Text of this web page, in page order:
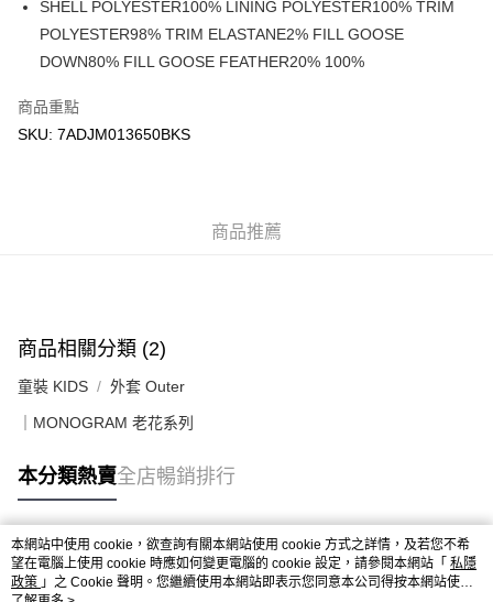
WeChat Pay
送貨方式
付款後順豐站及營業點
每筆HK$50.00，滿HK$499.00或以上免運費
配送至澳門
SHELL POLYESTER100% LINING POLYESTER100% TRIM
POLYESTER98% TRIM ELASTANE2% FILL GOOSE
DOWN80% FILL GOOSE FEATHER20% 100%
商品重點
SKU: 7ADJM013650BKS
商品推薦
商品相關分類 (2)
童裝 KIDS 外套 Outer
｜MONOGRAM 老花系列
本分類熱賣全店暢銷排行
熱門標籤
本網站中使用 cookie，欲查詢有關本網站使用 cookie 方式之詳情，及若您不希
望在電腦上使用 cookie 時應如何變更電腦的 cookie 設定，請參閱本網站「 私隱
政策 」之 Cookie 聲明。您繼續使用本網站即表示您同意本公司得按本網站使用